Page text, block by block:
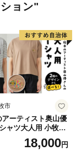
があふれていま
方針）につい
除き、第三者に
いません。な
道に関する報
ョン"
市
アーティスト奥山優
ャツ大人用 小牧市
18,000円